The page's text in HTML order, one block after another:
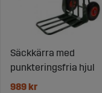
Säckkärra med
punkteringsfria hjul
989 kr